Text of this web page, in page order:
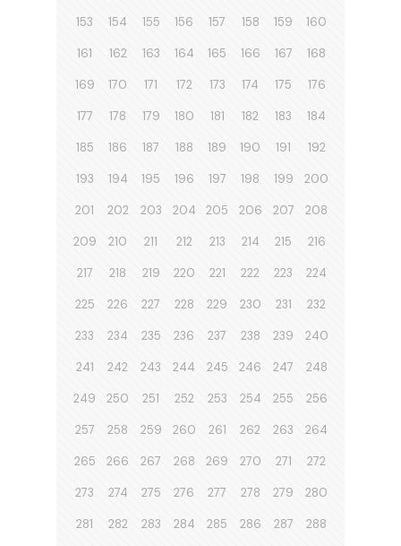
153 154 155 156 157 158 159 160
161 162 163 164 165 166 167 168
169 170 171 172 173 174 175 176
177 178 179 180 181 182 183 184
185 186 187 188 189 190 191 192
193 194 195 196 197 198 199 200
201 202 203 204 205 206 207 208
209 210 211 212 213 214 215 216
217 218 219 220 221 222 223 224
225 226 227 228 229 230 231 232
233 234 235 236 237 238 239 240
241 242 243 244 245 246 247 248
249 250 251 252 253 254 255 256
257 258 259 260 261 262 263 264
265 266 267 268 269 270 271 272
273 274 275 276 277 278 279 280
281 282 283 284 285 286 287 288